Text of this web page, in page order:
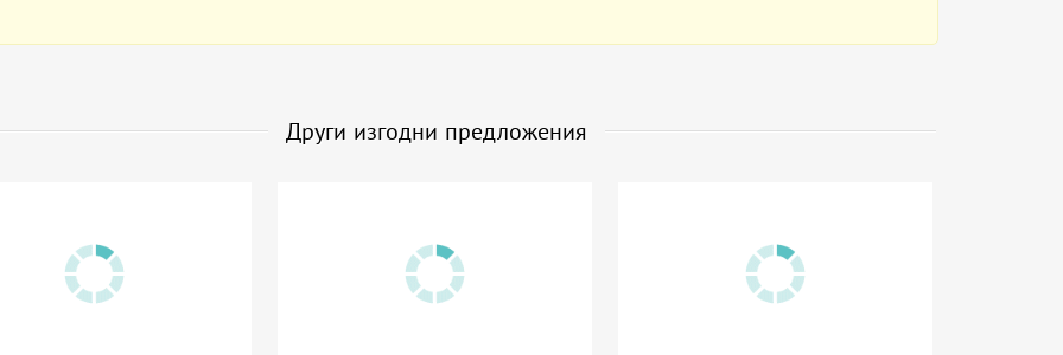
Други изгодни предложения